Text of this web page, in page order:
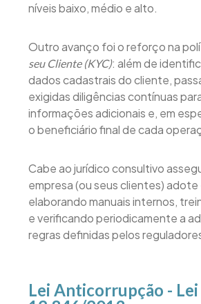
níveis baixo, médio e alto.
Outro avanço foi o reforço na
seu Cliente (KYC): além de
dados cadastrais do cliente,
exigidas diligências contínuas
informações adicionais e, em
o beneficiário final de cada
Cabe ao jurídico consultivo
empresa (ou seus clientes) adote
elaborando manuais internos,
e verificando periodicamente a
regras definidas pelos
Lei Anticorrupção - Lei